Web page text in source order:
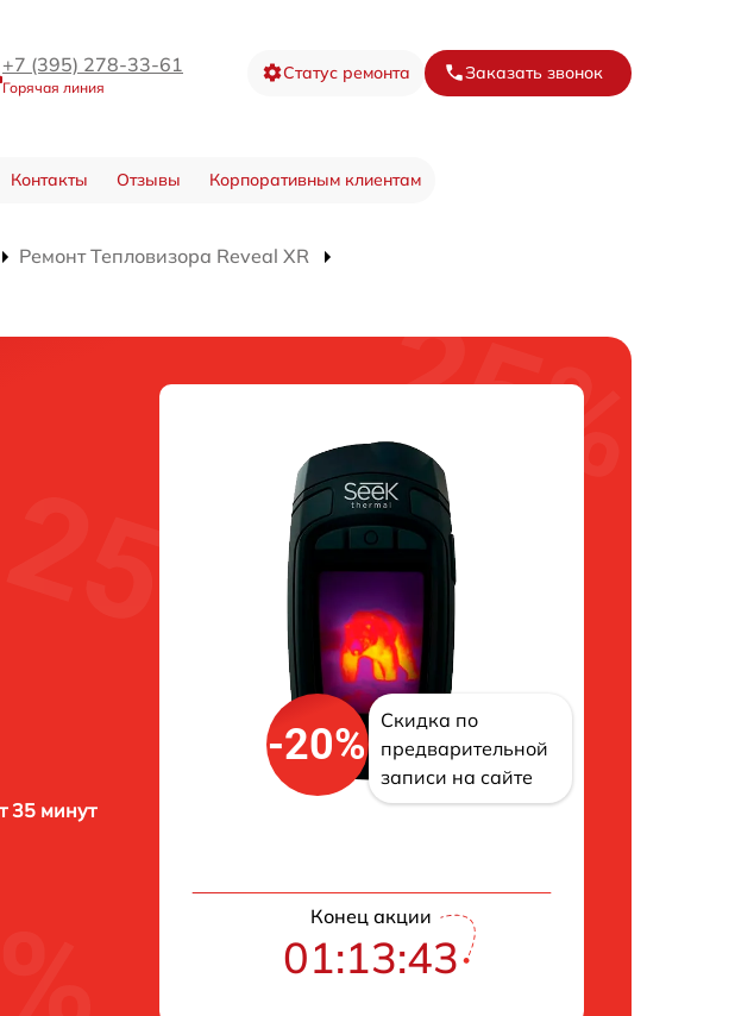
+7 (395) 278-33-61
Горячая линия
Статус ремонта Заказать звонок
Контакты Отзывы Корпоративным клиентам
Ремонт Тепловизора Reveal XR
35 минут
-20%
Скидка по
предварительной
записи на сайте
Конец акции
01:13:42